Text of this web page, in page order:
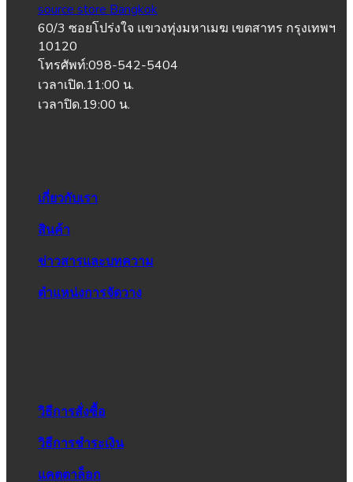
source store Bangkok
60/3 ซอยโปร่งใจ แขวงทุ่งมหาเมฆ เขตสาทร กรุงเทพฯ
10120
โทรศัพท์:098-542-5404
เวลาเปิด.11:00 น.
เวลาปิด.19:00 น.
เกี่ยวกับเรา
สินค้า
ข่าวสารและบทความ
ตำแหน่งการจัดวาง
วิธีการสั่งซื้อ
วิธีการชำระเงิน
แคตตาล็อก